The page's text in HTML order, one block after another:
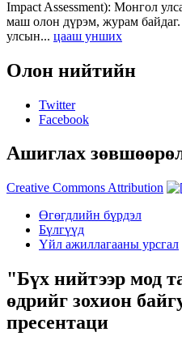
Impact Assessment): Монгол
маш олон дүрэм, журам
улсын... цааш унших
Олон нийтийн
Twitter
Facebook
Ашиглах
Creative Commons Attribution
Өгөгдлийн бүрдэл
Бүлгүүд
Үйл ажиллагааны урсгал
"Бүх нийтээр мод
өдрийг зохион
пресентаци